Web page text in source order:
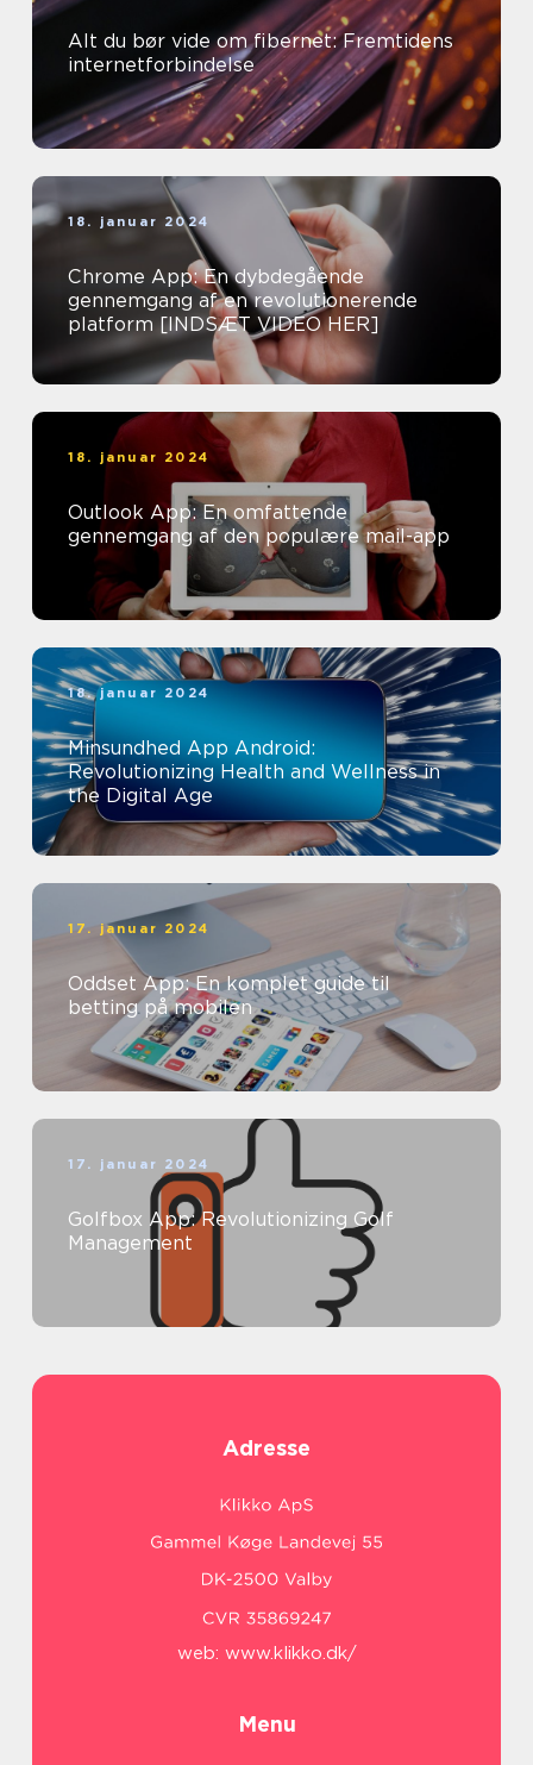
Alt du bør vide om fibernet: Fremtidens
internetforbindelse
18. januar 2024
Chrome App: En dybdegående
gennemgang af en revolutionerende
platform [INDSÆT VIDEO HER]
18. januar 2024
Outlook App: En omfattende
gennemgang af den populære mail-app
18. januar 2024
Minsundhed App Android:
Revolutionizing Health and Wellness in
the Digital Age
17. januar 2024
Oddset App: En komplet guide til
betting på mobilen
17. januar 2024
Golfbox App: Revolutionizing Golf
Management
Adresse
web: www.klikko.dk/
Menu